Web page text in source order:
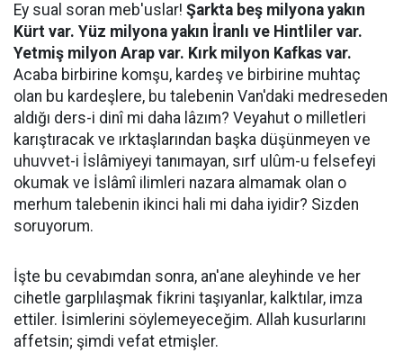
Ey sual soran meb'uslar! Şarkta beş milyona yakın
Kürt var. Yüz milyona yakın İranlı ve Hintliler var.
Yetmiş milyon Arap var. Kırk milyon Kafkas var.
Acaba birbirine komşu, kardeş ve birbirine muhtaç
olan bu kardeşlere, bu talebenin Van'daki medreseden
aldığı ders-i dinî mi daha lâzım? Veyahut o milletleri
karıştıracak ve ırktaşlarından başka düşünmeyen ve
uhuvvet-i İslâmiyeyi tanımayan, sırf ulûm-u felsefeyi
okumak ve İslâmî ilimleri nazara almamak olan o
merhum talebenin ikinci hali mi daha iyidir? Sizden
soruyorum.
İşte bu cevabımdan sonra, an'ane aleyhinde ve her
cihetle garplılaşmak fikrini taşıyanlar, kalktılar, imza
ettiler. İsimlerini söylemeyeceğim. Allah kusurlarını
affetsin; şimdi vefat etmişler.